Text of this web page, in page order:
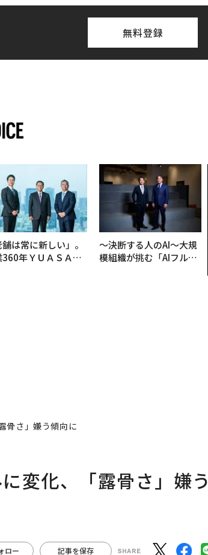
無料登録
舗は常に新しい」。
360年ＹＵＡＳＡと
〜決断する人のAI〜大規
模組織が挑む「AIフル実
骨さ」嫌う傾向に
変化、「露骨さ」嫌う
ロー 記事を保存